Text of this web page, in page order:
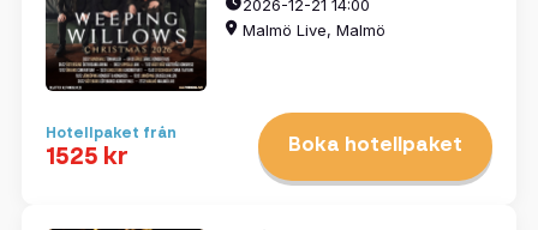
2026-12-21 14:00
Malmö Live, Malmö
Hotellpaket från
1525 kr Boka hotellpaket